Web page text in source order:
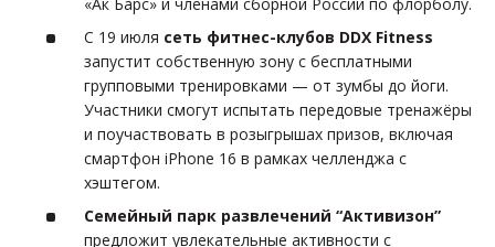
С 19 июля сеть фитнес-клубов DDX Fitness
запустит собственную зону с бесплатными
групповыми тренировками — от зумбы до йоги.
Участники смогут испытать передовые тренажёры
и поучаствовать в розыгрышах призов, включая
смартфон iPhone 16 в рамках челленджа с
хэштегом.
Семейный парк развлечений “Активизон”
предложит увлекательные активности с